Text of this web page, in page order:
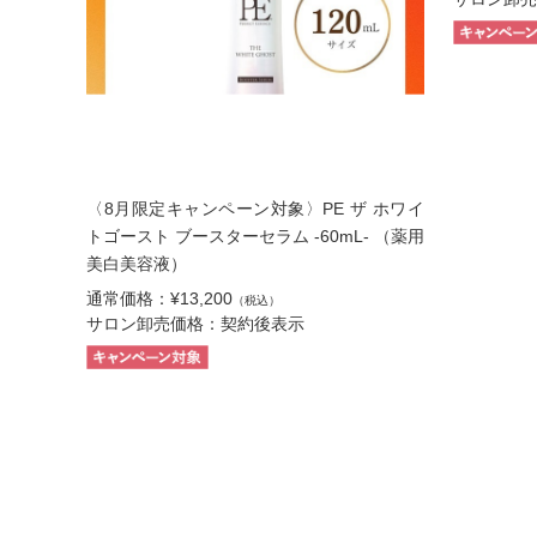
〈8月限定キャンペーン対象〉PE ザ ホワイ
トゴースト ブースターセラム -60mL- （薬用
美白美容液）
通常価格：¥13,200 （税込）
サロン卸売価格：契約後表示